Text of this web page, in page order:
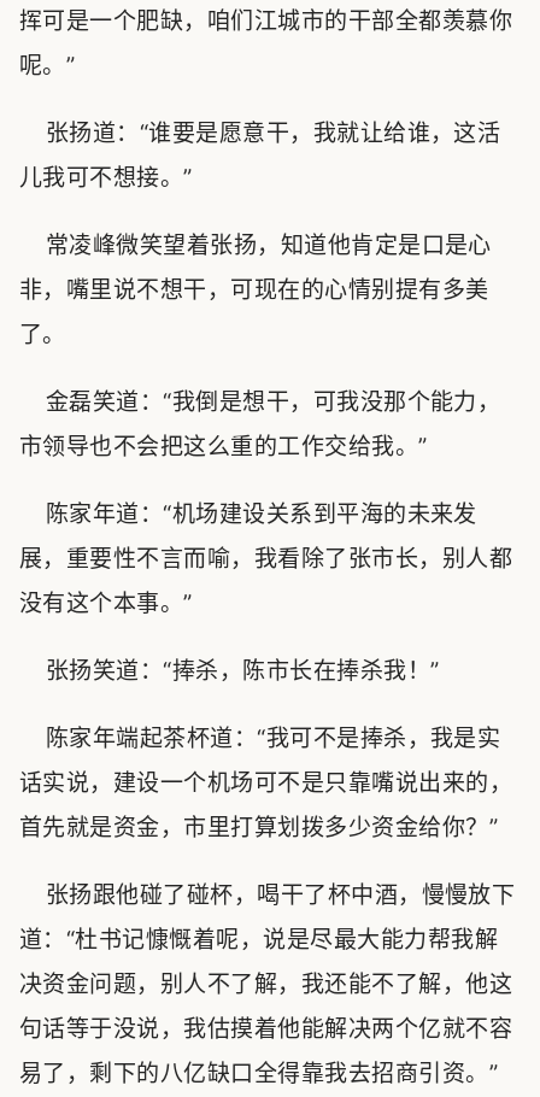
挥可是一个肥缺，咱们江城市的干部全都羡慕你
呢。”
张扬道：“谁要是愿意干，我就让给谁，这活
儿我可不想接。”
常凌峰微笑望着张扬，知道他肯定是口是心
非，嘴里说不想干，可现在的心情别提有多美
了。
金磊笑道：“我倒是想干，可我没那个能力，
市领导也不会把这么重的工作交给我。”
陈家年道：“机场建设关系到平海的未来发
展，重要性不言而喻，我看除了张市长，别人都
没有这个本事。”
张扬笑道：“捧杀，陈市长在捧杀我！”
陈家年端起茶杯道：“我可不是捧杀，我是实
话实说，建设一个机场可不是只靠嘴说出来的，
首先就是资金，市里打算划拨多少资金给你？”
张扬跟他碰了碰杯，喝干了杯中酒，慢慢放下
道：“杜书记慷慨着呢，说是尽最大能力帮我解
决资金问题，别人不了解，我还能不了解，他这
句话等于没说，我估摸着他能解决两个亿就不容
易了，剩下的八亿缺口全得靠我去招商引资。”